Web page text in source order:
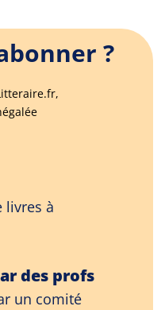
?
livres à
des profs
un comité